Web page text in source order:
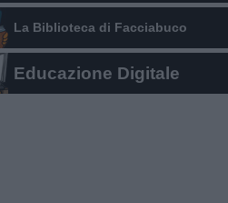
La Biblioteca di Facciabuco
Educazione Digitale